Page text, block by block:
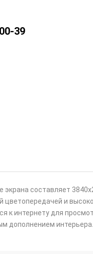
39
составляет
и
к интернету для
дополнением интерьера.